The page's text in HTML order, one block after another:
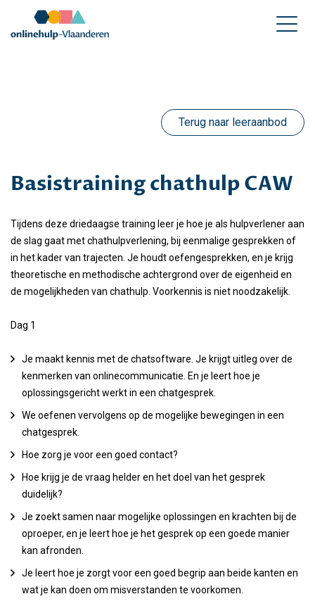
Terug naar leeraanbod
Basistraining chathulp CAW
Tijdens deze driedaagse training leer je hoe je als hulpverlener aan
de slag gaat met chathulpverlening, bij eenmalige gesprekken of
in het kader van trajecten. Je houdt oefengesprekken, en je krijg
theoretische en methodische achtergrond over de eigenheid en
de mogelijkheden van chathulp. Voorkennis is niet noodzakelijk.
Dag 1
Je maakt kennis met de chatsoftware. Je krijgt uitleg over de
kenmerken van onlinecommunicatie. En je leert hoe je
oplossingsgericht werkt in een chatgesprek.
We oefenen vervolgens op de mogelijke bewegingen in een
chatgesprek.
Hoe zorg je voor een goed contact?
Hoe krijg je de vraag helder en het doel van het gesprek
duidelijk?
Je zoekt samen naar mogelijke oplossingen en krachten bij de
oproeper, en je leert hoe je het gesprek op een goede manier
kan afronden.
Je leert hoe je zorgt voor een goed begrip aan beide kanten en
wat je kan doen om misverstanden te voorkomen.